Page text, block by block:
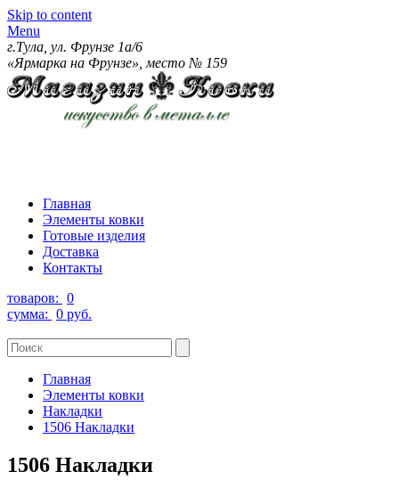
Skip to content
Menu
г.Тула, ул. Фрунзе 1а/6
«Ярмарка на Фрунзе», место № 159
Главная
Элементы ковки
Готовые изделия
Доставка
Контакты
товаров: 0
сумма: 0 руб.
Главная
Элементы ковки
Накладки
1506 Накладки
1506 Накладки